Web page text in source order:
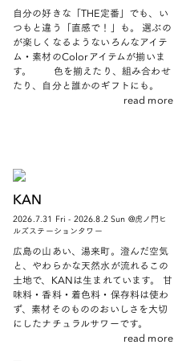
自分の好きな「THE定番」でも、い
つもと違う「直感で！」も。 選ぶの
が楽しくなるようないろんなアイテ
ム・素材のColorアイテムが揃いま
す。 色を揃えたり、組み合わせ
たり、自分と誰かのギフトにも。
read more
KAN
2026.7.31 Fri - 2026.8.2 Sun @虎ノ門ヒ
ルズステーションタワー
広島の山あい、湯来町。澄んだ空気
と、やわらかな天然水が流れるこの
土地で、KANは生まれています。 甘
味料・香料・着色料・保存料は使わ
ず、素材そのもののおいしさを大切
にしたナチュラルサワーです。
read more